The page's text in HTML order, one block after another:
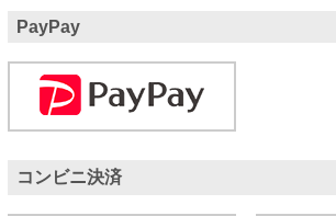
PayPay
コンビニ決済